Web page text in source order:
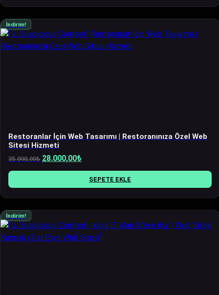
İndirim!
Restoranlar İçin Web Tasarımı | Restoranınıza Özel Web
Sitesi Hizmeti
35.000,00₺ Orijinal
28.000,00₺Şu
fiyat:
28.000,00₺.
SEPETE EKLE
İndirim!